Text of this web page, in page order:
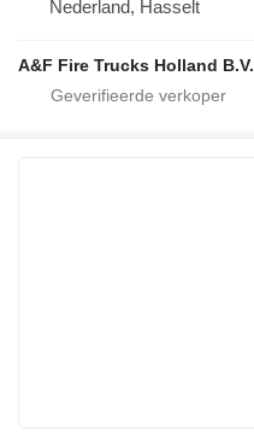
Nederland, Hasselt
A&F Fire Trucks Holland B.V.